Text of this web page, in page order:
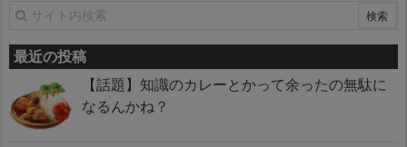
最近の投稿
【話題】知識のカレーとかって余ったの無駄に
なるんかね？